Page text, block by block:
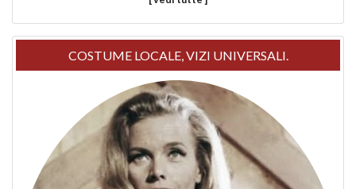
COSTUME LOCALE, VIZI UNIVERSALI.